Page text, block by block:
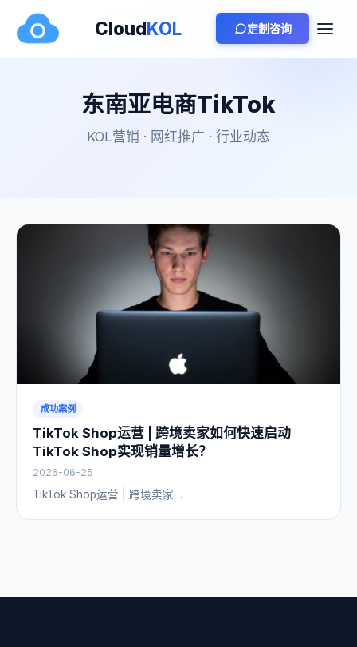
CloudKOL 定制咨询
东南亚电商TikTok
KOL营销 · 网红推广 · 行业动态
成功案例
TikTok Shop运营 | 跨境卖家如何快速启动
TikTok Shop实现销量增长？
2026-06-25
TikTok Shop运营 | 跨境卖家…